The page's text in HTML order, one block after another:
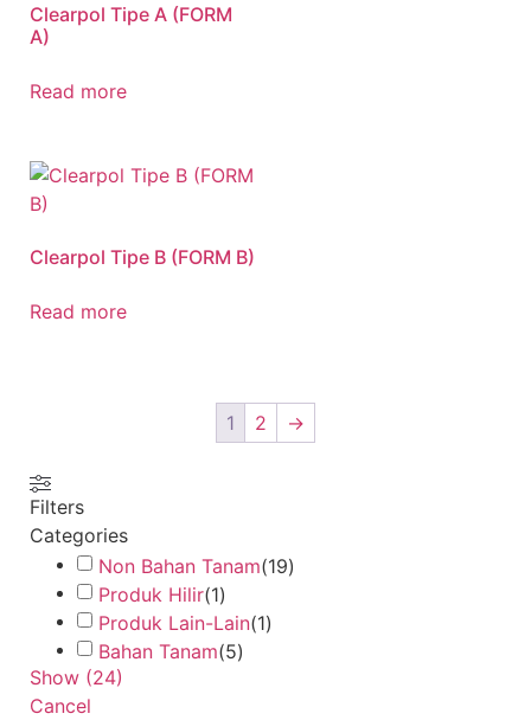
Clearpol Tipe A (FORM
A)
Read more
Clearpol Tipe B (FORM B)
Read more
1 2 →
Filters
Categories
Non Bahan Tanam(19)
Produk Hilir(1)
Produk Lain-Lain(1)
Bahan Tanam(5)
Show (24)
Cancel